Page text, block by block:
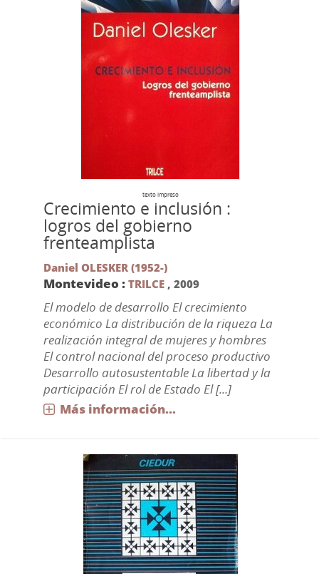
texto impreso
Crecimiento e inclusión :
logros del gobierno
frenteamplista
Daniel OLESKER (1952-)
Montevideo : TRILCE, 2009
El modelo de desarrollo El crecimiento
económico La distribución de la riqueza La
realización integral de mujeres y hombres
El control nacional del proceso productivo
Desarrollo autosustentable La libertad y la
participación El rol de Estado El [...]
Más información...